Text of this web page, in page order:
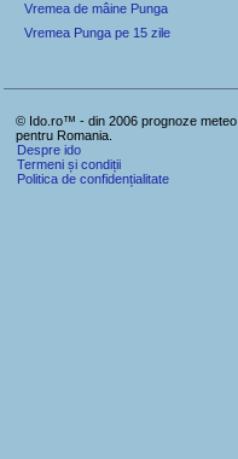
Vremea de mâine Punga
Vremea Punga pe 15 zile
© Ido.ro™ - din 2006 prognoze meteo
pentru Romania.
Despre ido
Termeni și condiții
Politica de confidențialitate